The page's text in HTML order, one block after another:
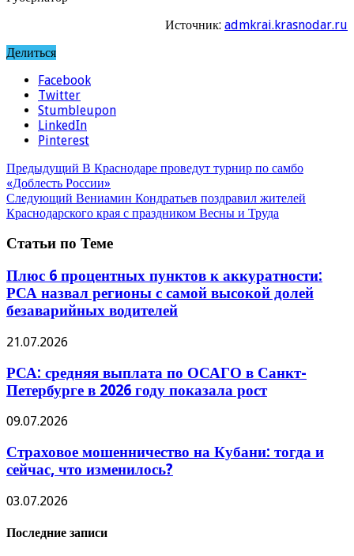
Источник: admkrai.krasnodar.ru
Делиться
Facebook
Twitter
Stumbleupon
LinkedIn
Pinterest
Предыдущий В Краснодаре проведут турнир по самбо
«Доблесть России»
Следующий Вениамин Кондратьев поздравил жителей
Краснодарского края с праздником Весны и Труда
Статьи по Теме
Плюс 6 процентных пунктов к аккуратности:
РСА назвал регионы с самой высокой долей
безаварийных водителей
21.07.2026
РСА: средняя выплата по ОСАГО в Санкт-
Петербурге в 2026 году показала рост
09.07.2026
Страховое мошенничество на Кубани: тогда и
сейчас, что изменилось?
03.07.2026
Последние записи